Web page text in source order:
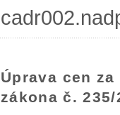
Úprava cen
zákona č. 235/